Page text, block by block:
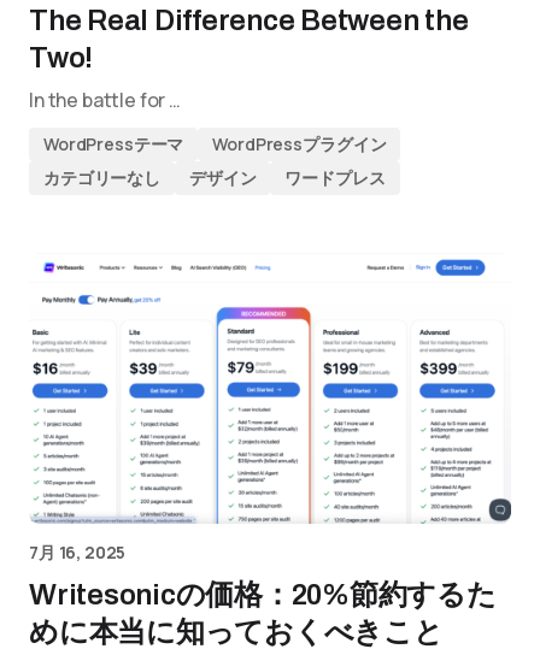
The Real Difference Between the
Two!
In the battle for …
WordPressテーマ
WordPressプラグイン
カテゴリーなし
デザイン ワードプレス
7月 16, 2025
Writesonicの価格：20%節約するた
めに本当に知っておくべきこと